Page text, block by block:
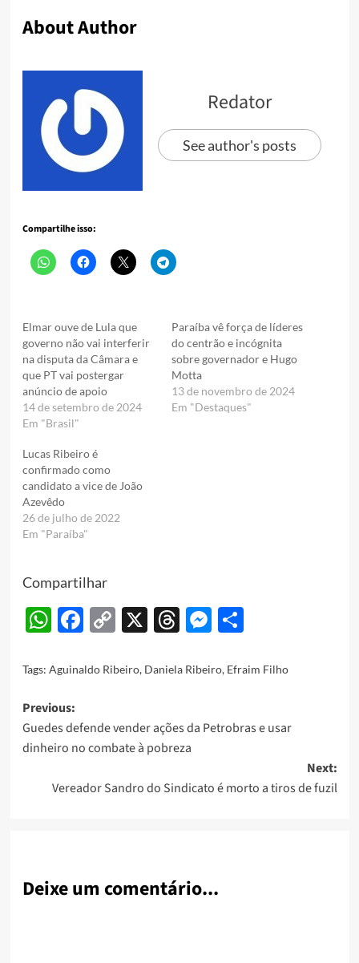
About Author
Redator
See author's posts
Compartilhe isso:
Elmar ouve de Lula que
governo não vai interferir
na disputa da Câmara e
que PT vai postergar
anúncio de apoio
14 de setembro de 2024
Em "Brasil"
Paraíba vê força de líderes
do centrão e incógnita
sobre governador e Hugo
Motta
13 de novembro de 2024
Em "Destaques"
Lucas Ribeiro é
confirmado como
candidato a vice de João
Azevêdo
26 de julho de 2022
Em "Paraíba"
Compartilhar
WhatsApp
Facebook
Copy
X Threads
Messenger
Share
Tags: Aguinaldo Ribeiro, Daniela Ribeiro, Efraim Filho
Post
navigation
Previous:
Guedes defende vender ações da Petrobras e usar
dinheiro no combate à pobreza
Next:
Vereador Sandro do Sindicato é morto a tiros de fuzil
Deixe um comentário...